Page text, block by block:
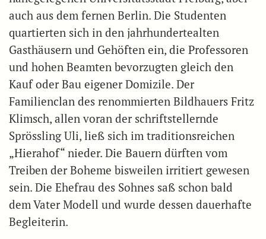
auch aus dem fernen Berlin. Die Studenten
quartierten sich in den jahrhundertealten
Gasthäusern und Gehöften ein, die Professoren
und hohen Beamten bevorzugten gleich den
Kauf oder Bau eigener Domizile. Der
Familienclan des renommierten Bildhauers Fritz
Klimsch, allen voran der schriftstellernde
Sprössling Uli, ließ sich im traditionsreichen
„Hierahof“ nieder. Die Bauern dürften vom
Treiben der Boheme bisweilen irritiert gewesen
sein. Die Ehefrau des Sohnes saß schon bald
dem Vater Modell und wurde dessen dauerhafte
Begleiterin.